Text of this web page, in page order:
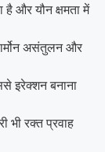
है और यौन क्षमता में
असंतुलन और
इरेक्शन बनाना
भी रक्त प्रवाह